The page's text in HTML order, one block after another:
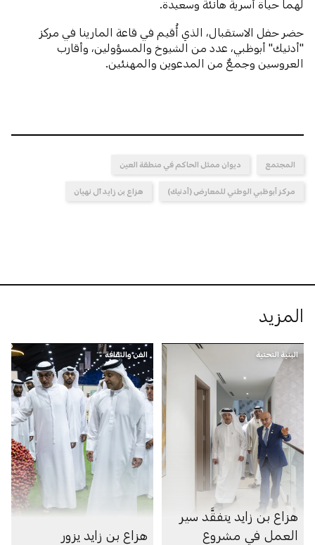
لهما حياة أسرية هانئة وسعيدة.
حضر حفل الاستقبال، الذي أُقيم في قاعة المارينا في مركز
"أدنيك" أبوظبي، عدد من الشيوخ والمسؤولين، وأقارب
العروسين وجمعٌ من المدعوين والمهنئين.
المجتمع ديوان ممثل الحاكم في منطقة العين
مركز أبوظبي الوطني للمعارض (أدنيك) هزاع بن زايد آل نهيان
المزيد
البنية التحتية
هزاع بن زايد يتفقَّد سير
العمل في مشروع
الفن والثقافة
هزاع بن زايد يزور